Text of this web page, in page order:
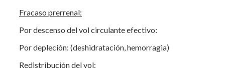
Fracaso prerrenal:
Por descenso del vol circulante efectivo:
Por depleción: (deshidratación, hemorragia)
Redistribución del vol: